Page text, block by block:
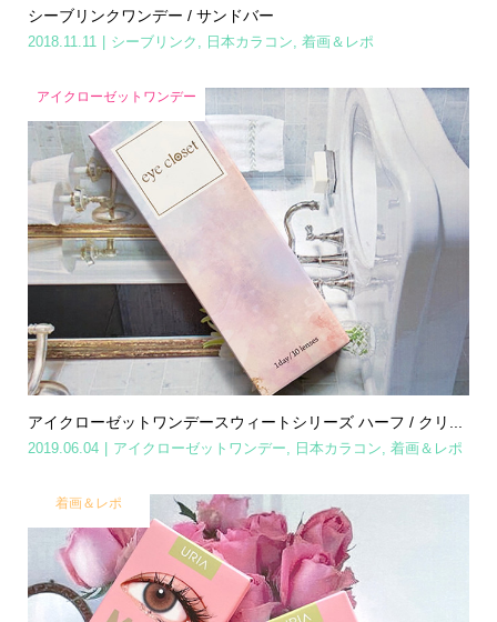
シーブリンクワンデー / サンドバー
2018.11.11 シーブリンク , 日本カラコン, 着画＆レポ
アイクローゼットワンデー
アイクローゼットワンデースウィートシリーズ ハーフ / クリ...
2019.06.04 アイクローゼットワンデー, 日本カラコン, 着画＆レポ
着画＆レポ